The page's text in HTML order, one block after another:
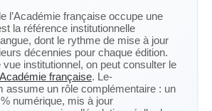
l’Académie française occupe une
la référence institutionnelle
dont le rythme de mise à jour
décennies pour chaque édition.
vue institutionnel, on peut consulter le
française. Le-
assume un rôle complémentaire : un
numérique, mis à jour